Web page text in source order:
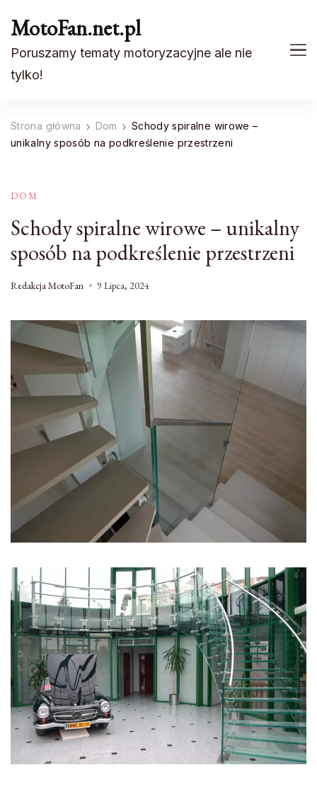
MotoFan.net.pl
Poruszamy tematy motoryzacyjne ale nie
tylko!
Strona główna Dom
Schody spiralne wirowe –
unikalny sposób na podkreślenie przestrzeni
DOM
Schody spiralne wirowe – unikalny
sposób na podkreślenie przestrzeni
Redakcja MotoFan 9 Lipca, 2024